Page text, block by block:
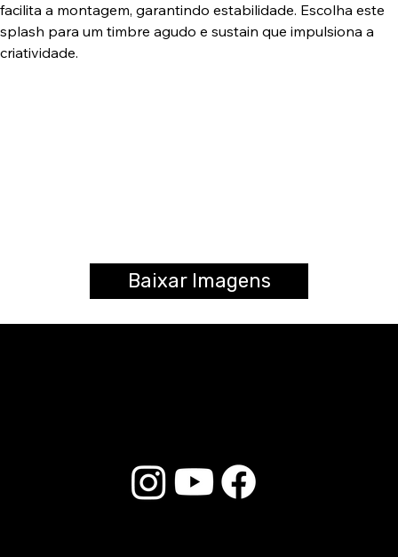
facilita a montagem, garantindo estabilidade. Escolha este
splash para um timbre agudo e sustain que impulsiona a
criatividade.
Baixar Imagens